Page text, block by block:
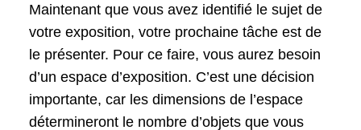
Maintenant que vous avez identifié le sujet de
votre exposition, votre prochaine tâche est de
le présenter. Pour ce faire, vous aurez besoin
d’un espace d’exposition. C’est une décision
importante, car les dimensions de l’espace
détermineront le nombre d’objets que vous